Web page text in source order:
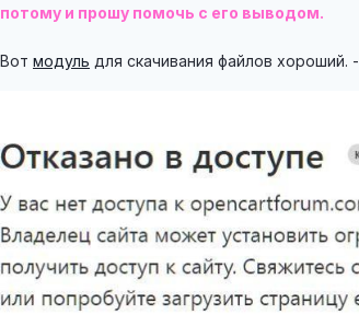
потому и прошу помочь с его выводом.
Вот модуль для скачивания файлов хороший. -